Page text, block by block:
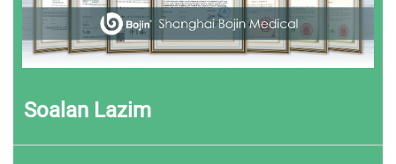
Soalan Lazim